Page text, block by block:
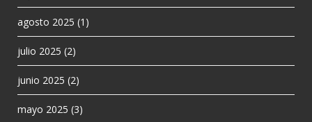
agosto 2025 (1)
julio 2025 (2)
junio 2025 (2)
mayo 2025 (3)